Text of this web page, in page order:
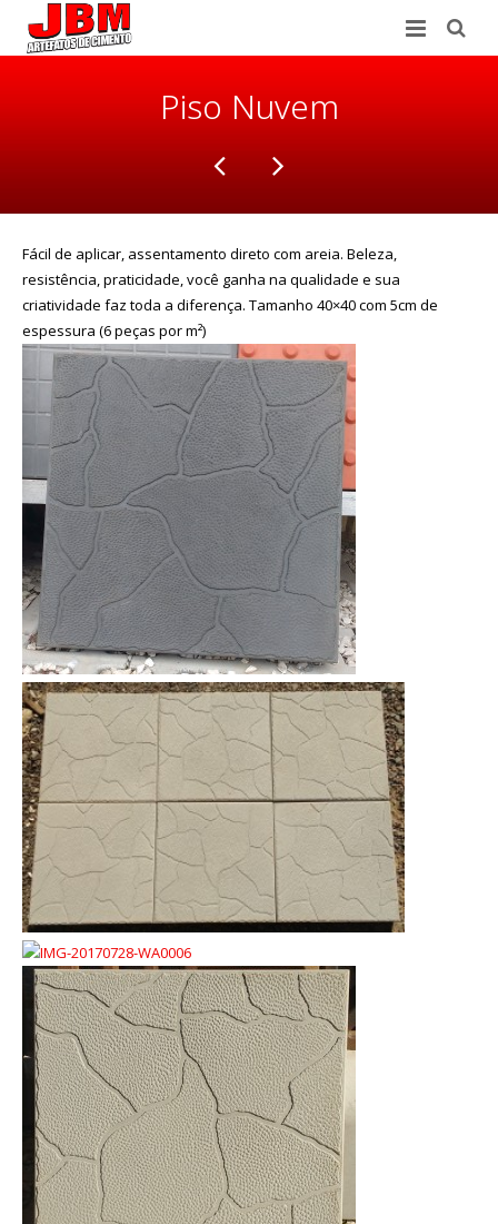
Outros Produtos
FALE CONOSCO
Piso Nuvem
Fácil de aplicar, assentamento direto com areia. Beleza,
resistência, praticidade, você ganha na qualidade e sua
criatividade faz toda a diferença. Tamanho 40×40 com 5cm de
espessura (6 peças por m²)